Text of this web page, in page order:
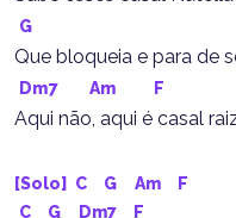
G
Que bloqueia e para de
Dm7 Am F
Aqui não, aqui é casal
[Solo] C G Am
F
C
G Dm7
F